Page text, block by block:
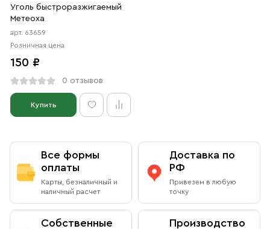
Уголь быстроразжигаемый
Метеоха
арт. 63659
Розничная цена
150 ₽
0 отзывов
Купить
Все формы
оплаты
Карты, безналичный и
наличный расчет
Доставка по
РФ
Привезем в любую
точку
Собственные
Производство